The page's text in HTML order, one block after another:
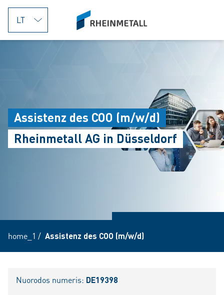
jumpToMain
siteLogo
Assistenz des COO (m/w/d)
Rheinmetall AG in Düsseldorf
home_1 / Assistenz des COO (m/w/d)
Nuorodos numeris: DE19398